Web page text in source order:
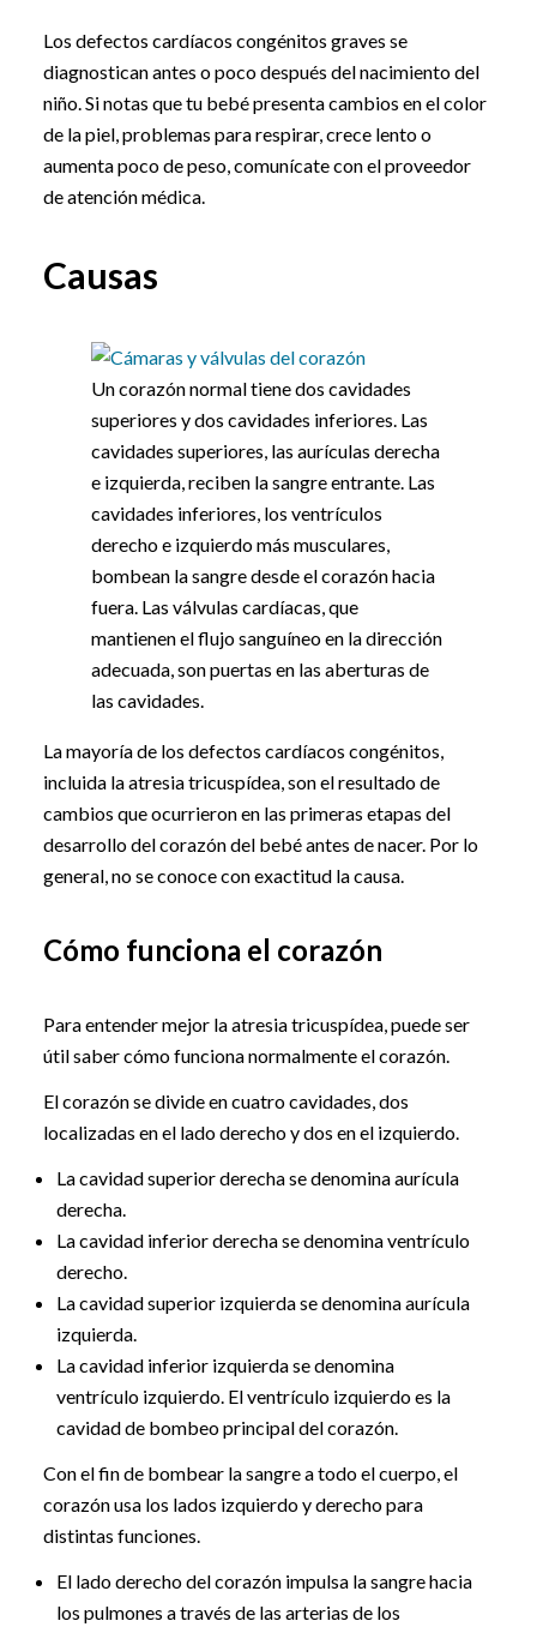
Los defectos cardíacos congénitos graves se
diagnostican antes o poco después del nacimiento del
niño. Si notas que tu bebé presenta cambios en el color
de la piel, problemas para respirar, crece lento o
aumenta poco de peso, comunícate con el proveedor
de atención médica.
Causas
Un corazón normal tiene dos cavidades
superiores y dos cavidades inferiores. Las
cavidades superiores, las aurículas derecha
e izquierda, reciben la sangre entrante. Las
cavidades inferiores, los ventrículos
derecho e izquierdo más musculares,
bombean la sangre desde el corazón hacia
fuera. Las válvulas cardíacas, que
mantienen el flujo sanguíneo en la dirección
adecuada, son puertas en las aberturas de
las cavidades.
La mayoría de los defectos cardíacos congénitos,
incluida la atresia tricuspídea, son el resultado de
cambios que ocurrieron en las primeras etapas del
desarrollo del corazón del bebé antes de nacer. Por lo
general, no se conoce con exactitud la causa.
Cómo funciona el corazón
Para entender mejor la atresia tricuspídea, puede ser
útil saber cómo funciona normalmente el corazón.
El corazón se divide en cuatro cavidades, dos
localizadas en el lado derecho y dos en el izquierdo.
La cavidad superior derecha se denomina aurícula
derecha.
La cavidad inferior derecha se denomina ventrículo
derecho.
La cavidad superior izquierda se denomina aurícula
izquierda.
La cavidad inferior izquierda se denomina
ventrículo izquierdo. El ventrículo izquierdo es la
cavidad de bombeo principal del corazón.
Con el fin de bombear la sangre a todo el cuerpo, el
corazón usa los lados izquierdo y derecho para
distintas funciones.
El lado derecho del corazón impulsa la sangre hacia
los pulmones a través de las arterias de los